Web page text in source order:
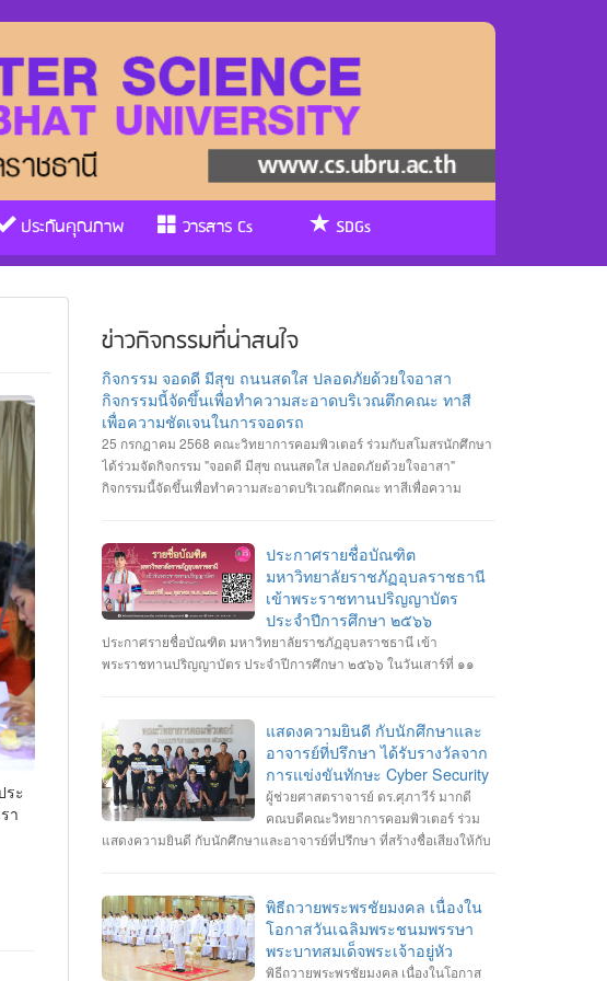
ประกันคุณภาพ วารสาร Cs SDGs
า
ข่าวกิจกรรมที่น่าสนใจ
กิจกรรม จอดดี มีสุข ถนนสดใส ปลอดภัยด้วยใจอาสา
กิจกรรมนี้จัดขึ้นเพื่อทำความสะอาดบริเวณตึกคณะ ทาสี
เพื่อความชัดเจนในการจอดรถ
25 กรกฏาคม 2568 คณะวิทยาการคอมพิวเตอร์ ร่วมกับสโมสรนักศึกษา
ได้ร่วมจัดกิจกรรม "จอดดี มีสุข ถนนสดใส ปลอดภัยด้วยใจอาสา"
กิจกรรมนี้จัดขึ้นเพื่อทำความสะอาดบริเวณตึกคณะ ทาสีเพื่อความ
ประกาศรายชื่อบัณฑิต
มหาวิทยาลัยราชภัฏอุบลราชธานี
เข้าพระราชทานปริญญาบัตร
ประจำปีการศึกษา ๒๕๖๖
ประกาศรายชื่อบัณฑิต มหาวิทยาลัยราชภัฏอุบลราชธานี เข้า
พระราชทานปริญญาบัตร ประจำปีการศึกษา ๒๕๖๖ ในวันเสาร์ที่ ๑๑
ประกาศให้ทราบในภายหลัง
แสดงความยินดี กับนักศึกษาและ
อาจารย์ที่ปรึกษา ได้รับรางวัลจาก
การแข่งขันทักษะ Cyber Security
ผู้ช่วยศาสตราจารย์ ดร.ศุภาวีร์ มากดี
คณบดีคณะวิทยาการคอมพิวเตอร์ ร่วม
แสดงความยินดี กับนักศึกษาและอาจารย์ที่ปรึกษา ที่สร้างชื่อเสียงให้กับ
คว้า 3 รางวัล #การแข่งขันทักษะความปลอดภัยทางไซเบอร์ IT RERU
CYBER HACKATHON#1 2025 ภายใต้โครงการ “เปิดโลกวิชาการ 25
ปี มหาวิทยาลัยราชภัฏร้อยเอ็ด” วันที่ 7-8 กรกฎาคม 2568 รุ่น Senior
#รางวัลชนะเลิศ ทีม Don’t know Everything นายชัยวัฒน์ ชัยฤทธิ์ นาย
พิธีถวายพระพรชัยมงคล เนื่องใน
โอกาสวันเฉลิมพระชนมพรรษา
พระบาทสมเด็จพระเจ้าอยู่หัว
พิธีถวายพระพรชัยมงคล เนื่องในโอกาส